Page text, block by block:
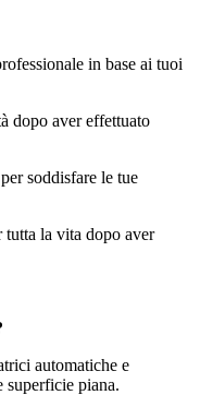
in base ai tuoi
dopo aver effettuato
soddisfare le tue
la vita dopo aver
automatiche e
superficie piana.